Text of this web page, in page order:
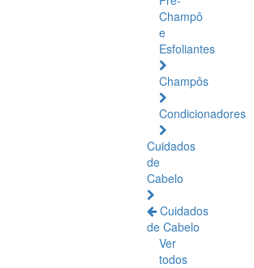
Champô
e
Esfoliantes
Champôs
Condicionadores
Cuidados
de
Cabelo
Cuidados
de Cabelo
Ver
todos